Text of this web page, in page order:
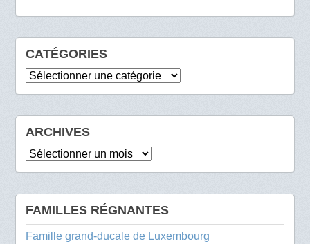
CATÉGORIES
Catégories
ARCHIVES
Archives
FAMILLES RÉGNANTES
Famille grand-ducale de Luxembourg